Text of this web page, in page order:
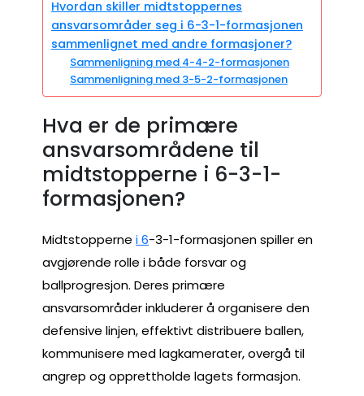
Hvordan skiller midtstoppernes
ansvarsområder seg i 6-3-1-formasjonen
sammenlignet med andre formasjoner?
Sammenligning med 4-4-2-formasjonen
Sammenligning med 3-5-2-formasjonen
Hva er de primære
ansvarsområdene til
midtstopperne i 6-3-1-
formasjonen?
Midtstopperne i 6-3-1-formasjonen spiller en
avgjørende rolle i både forsvar og
ballprogresjon. Deres primære
ansvarsområder inkluderer å organisere den
defensive linjen, effektivt distribuere ballen,
kommunisere med lagkamerater, overgå til
angrep og opprettholde lagets formasjon.